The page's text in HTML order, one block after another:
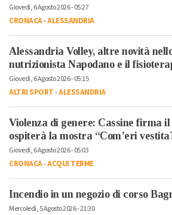
Giovedì, 6 Agosto 2026 - 05:27
CRONACA-ALESSANDRIA
Alessandria Volley, altre novità
nutrizionista Napodano e il
Giovedì, 6 Agosto 2026 - 05:15
ALTRI SPORT-ALESSANDRIA
Violenza di genere: Cassine firma
ospiterà la mostra “Com’eri
Giovedì, 6 Agosto 2026 - 05:03
CRONACA-ACQUI TERME
Incendio in un negozio di corso
Mercoledì, 5 Agosto 2026 - 21:30